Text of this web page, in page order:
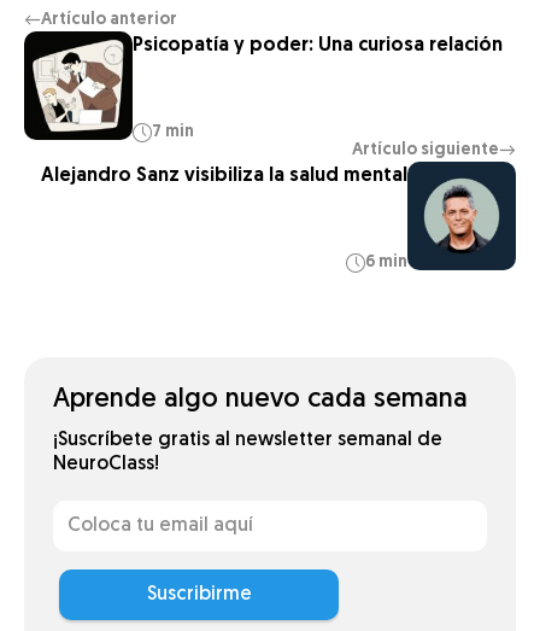
←Artículo anterior
Psicopatía y poder: Una curiosa relación
7 min
Artículo siguiente→
Alejandro Sanz visibiliza la salud mental
6 min
Aprende algo nuevo cada semana
¡Suscríbete gratis al newsletter semanal de
NeuroClass!
Suscribirme